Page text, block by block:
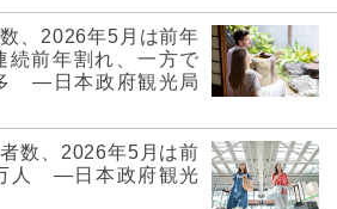
、2026年5月は前年
続前年割れ、一方で
―日本政府観光局
数、2026年5月は前
人 ―日本政府観光